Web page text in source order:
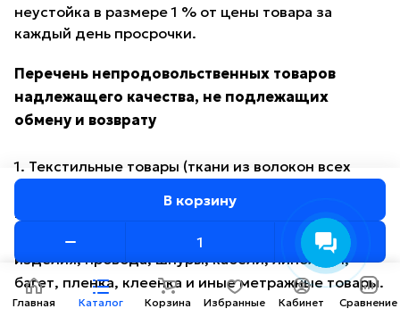
В корзину
неустойка в размере 1 % от цены товара за
каждый день просрочки.
Перечень непродовольственных товаров
надлежащего качества, не подлежащих
обмену и возврату
1. Текстильные товары (ткани из волокон всех
видов, трикотажное и гардинное полотно, мех
искусственный), лентоткацкие изделия (ленты,
кружево, тесьма, шнуры, бахрома), ковровые
изделия, провода, шнуры, кабели, линолеум,
багет, пленка, клеенка и иные метражные товары.
Главная Каталог Корзина Избранные Кабинет Сравнение